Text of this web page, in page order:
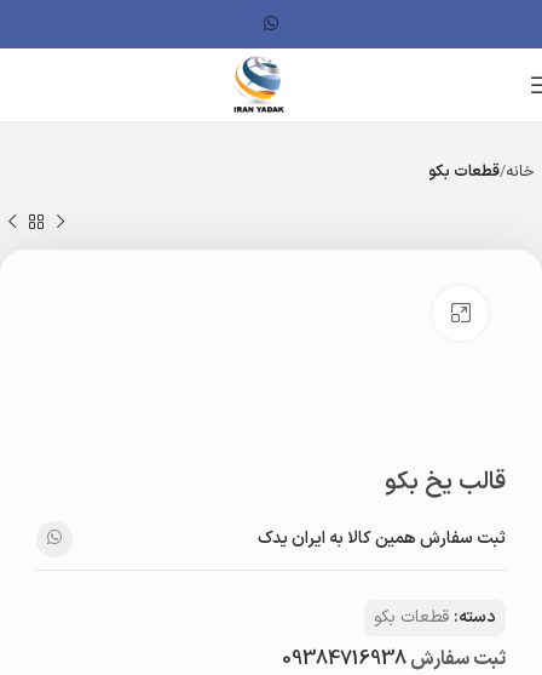
خانه قطعات بکو
قالب یخ بکو
ثبت سفارش همین کالا به ایران یدک
دسته: قطعات بکو
ثبت سفارش09384716938